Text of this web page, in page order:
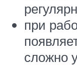
при
сложно